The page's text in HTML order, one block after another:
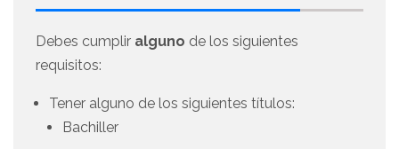
Debes cumplir alguno de los siguientes
requisitos:
Tener alguno de los siguientes títulos:
Bachiller